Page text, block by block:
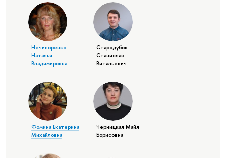
Нечипоренко
Наталья
Владимировна
Стародубов
Станислав
Витальевич
Фомина Екатерина
Михайловна
Черницкая Майя
Борисовна